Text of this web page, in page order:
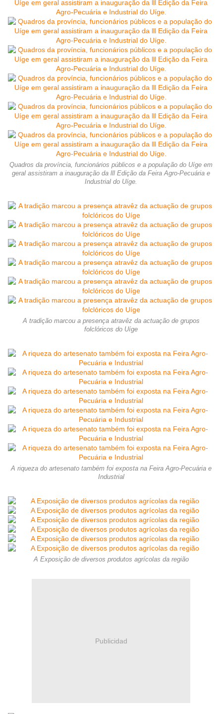
Quadros da província, funcionários públicos e a população do Uíge em
geral assistiram a inauguração da lll Edição da Feira Agro-Pecuária e
Industrial do Uíge.
A tradição marcou a presença atravêz da actuação de grupos
folclóricos do Uíge
A riqueza do artesenato também foi exposta na Feira Agro-Pecuária e
Industrial
A Exposição de diversos produtos agrícolas da região
Publicidad